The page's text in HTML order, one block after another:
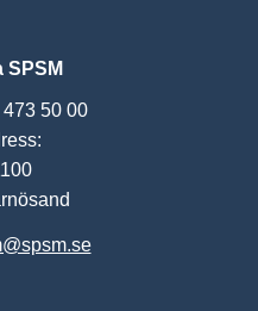
SPSM
50 00